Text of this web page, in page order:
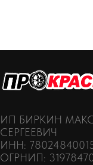
ИП БИРКИН
СЕРГЕЕВИЧ
ИНН:
ОГРНИП: